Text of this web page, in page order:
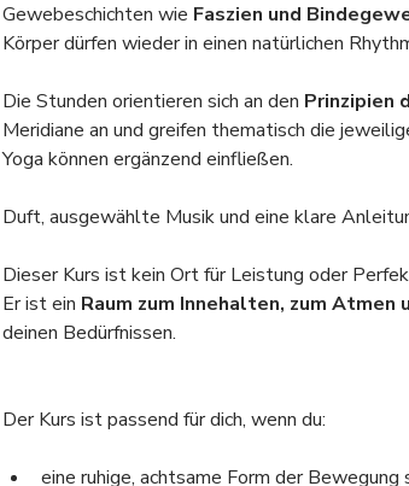
Gewebeschichten wie Faszien und
Körper dürfen wieder in einen natürlichen
Die Stunden orientieren sich an den Prinzipien
Meridiane an und greifen thematisch die
Yoga können ergänzend einfließen.
Duft, ausgewählte Musik und eine klare
Dieser Kurs ist kein Ort für Leistung oder
Er ist ein Raum zum Innehalten, zum
deinen Bedürfnissen.
Der Kurs ist passend für dich, wenn du:
eine ruhige, achtsame Form der Bewegung